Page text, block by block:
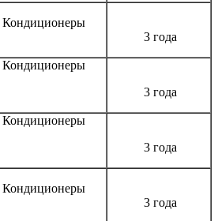
Кондиционеры
3 года
Кондиционеры
3 года
Кондиционеры
3 года
Кондиционеры
3 года